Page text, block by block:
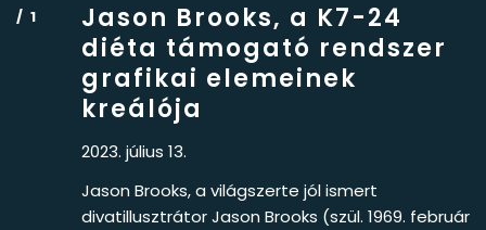
Jason Brooks, a K7-24
diéta támogató rendszer
grafikai elemeinek
kreálója
2023. július 13.
Jason Brooks, a világszerte jól ismert
divatillusztrátor Jason Brooks (szül. 1969. február